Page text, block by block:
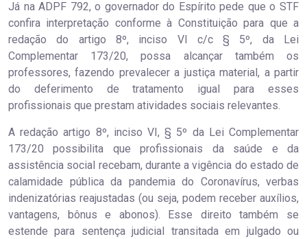
Já na ADPF 792, o governador do Espírito pede que o STF
confira interpretação conforme à Constituição para que a
redação do artigo 8º, inciso VI c/c § 5º, da Lei
Complementar 173/20, possa alcançar também os
professores, fazendo prevalecer a justiça material, a partir
do deferimento de tratamento igual para esses
profissionais que prestam atividades sociais relevantes.
A redação artigo 8º, inciso VI, § 5º da Lei Complementar
173/20 possibilita que profissionais da saúde e da
assistência social recebam, durante a vigência do estado de
calamidade pública da pandemia do Coronavírus, verbas
indenizatórias reajustadas (ou seja, podem receber auxílios,
vantagens, bônus e abonos). Esse direito também se
estende para sentença judicial transitada em julgado ou